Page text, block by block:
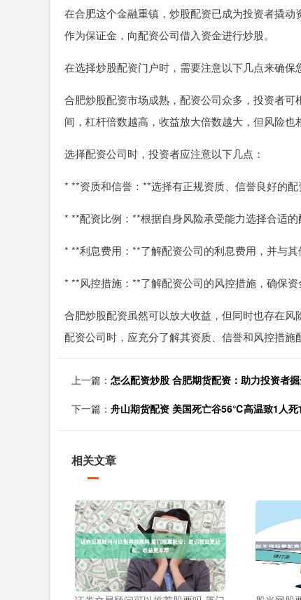
在合肥这个金融重镇，炒股配资已成为投资者撬
作为保证金，向配资公司借入资金进行炒股。
在选择炒股配资门户时，需要注意以下几点来确保
合肥炒股配资市场成熟，配资公司众多，投资者
间，杠杆倍数越高，收益放大倍数越大，但风险也
选择配资公司时，投资者应注意以下几点：
* **资质和信誉：**选择有正规资质、信誉良好的配
* **配资比例：**根据自身风险承受能力选择合适的
* **利息费用：**了解配资公司的利息费用，并与其
* **风控措施：**了解配资公司的风控措施，确保资
合肥炒股配资虽然可以放大收益，但同时也存在
配资公司时，应充分了解其资质、信誉和风控措施
上一篇： 怎么配资炒股 合肥期货配资：助力投资者
下一篇： 舟山期货配资 美国死亡谷56℃高温致1人
相关文章